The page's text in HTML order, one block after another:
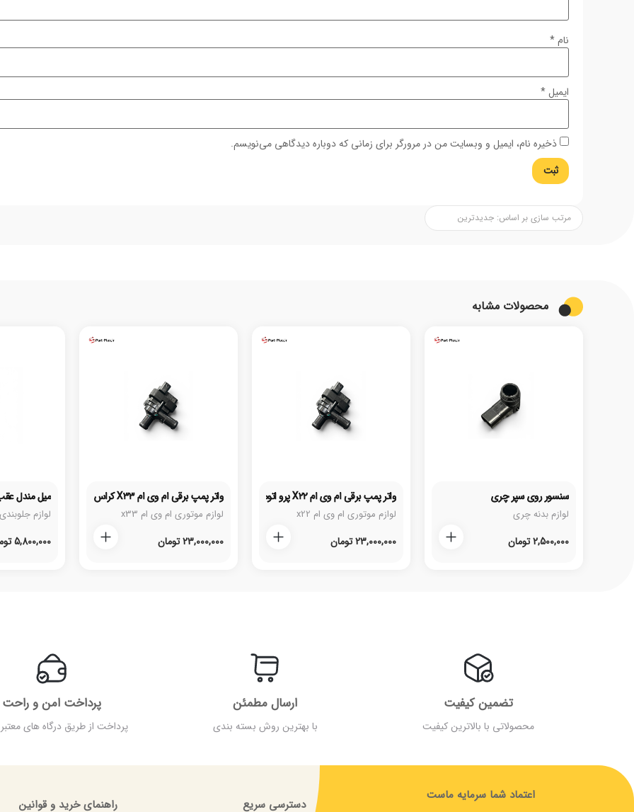
نام*
ایمیل*
ذخیره نام، ایمیل و وبسایت من در مرورگر برای زمانی که دوباره دیدگاهی می‌نویسم.
محصولات مشابه
سنسور روی سپر چری
لوازم بدنه چری
2,500,000تومان
واتر پمپ برقی ام وی ام X۲۲ پرو اتومات
لوازم موتوری ام وی ام x22
23,000,000تومان
واتر پمپ برقی ام وی ام X۳۳ کراس اتومات
لوازم موتوری ام وی ام x33
23,000,000تومان
میل مندل عقب
لوازم جلوبندی
5,800,000
تضمین کیفیت
محصولاتی با بالاترین کیفیت
ارسال مطمئن
با بهترین روش بسته بندی
پرداخت امن و راحت
پرداخت از طریق درگاه های
اعتماد شما سرمایه ماست
دسترسی سریع راهنمای خرید و قوانین